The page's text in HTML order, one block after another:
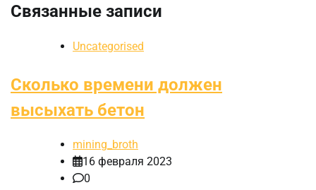
Связанные записи
Uncategorised
Сколько времени должен
высыхать бетон
mining_broth
16 февраля 2023
0